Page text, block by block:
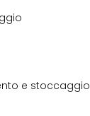
e stoccaggio